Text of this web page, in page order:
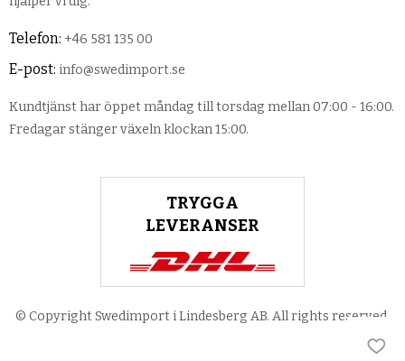
Telefon: +46 581 135 00
E-post: info@swedimport.se
Kundtjänst har öppet måndag till torsdag mellan 07:00 - 16:00.
Fredagar stänger växeln klockan 15:00.
TRYGGA
LEVERANSER
© Copyright Swedimport i Lindesberg AB. All rights reserved.